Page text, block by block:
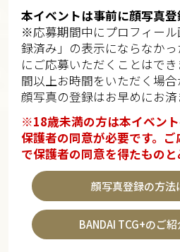
本イベントは事前に顔写真登
※応募期間中にプロフィー
録済み」の表示にならなか
にご応募いただくことはで
間以上お時間をいただく場合
顔写真の登録はお早めにお済
※18歳未満の方は本イベン
保護者の同意が必要です。
で保護者の同意を得たものと
顔写真登録の方法
BANDAI TCG+のご